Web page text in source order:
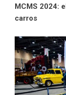
MCMS 2024:
carros